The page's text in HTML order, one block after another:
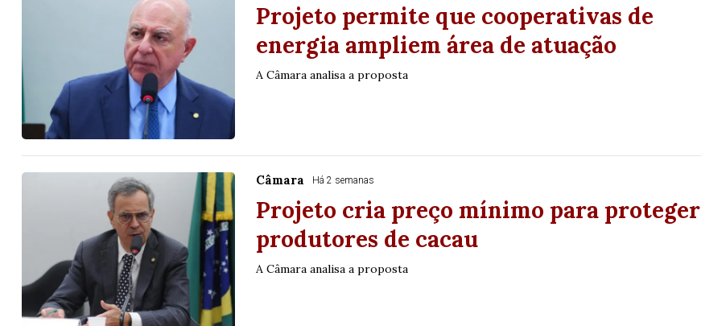
Projeto permite que cooperativas de
energia ampliem área de atuação
A Câmara analisa a proposta
Câmara Há 2 semanas
Projeto cria preço mínimo para proteger
produtores de cacau
A Câmara analisa a proposta